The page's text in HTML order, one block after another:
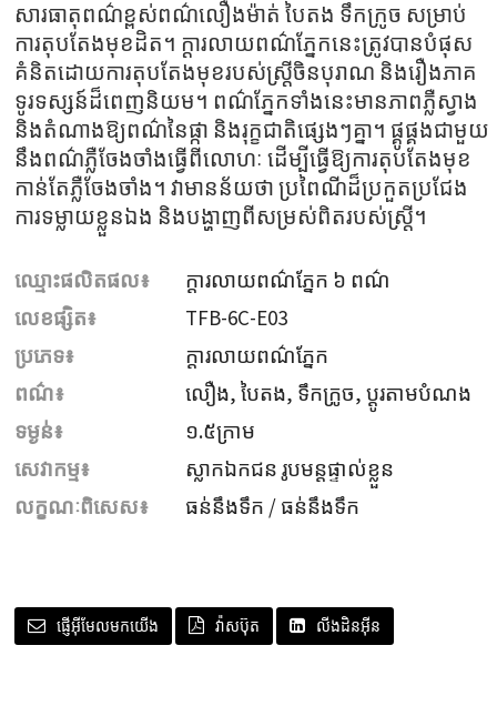
សារធាតុពណ៌ខ្ពស់ពណ៌លឿងម៉ាត់ បៃតង ទឹកក្រូច សម្រាប់
ការតុបតែងមុខដិត។ ក្ដារលាយពណ៌ភ្នែកនេះត្រូវបានបំផុស
គំនិតដោយការតុបតែងមុខរបស់ស្ត្រីចិនបុរាណ និងរឿងភាគ
ទូរទស្សន៍ដ៏ពេញនិយម។ ពណ៌ភ្នែកទាំងនេះមានភាពភ្លឺស្វាង
និងតំណាងឱ្យពណ៌នៃផ្កា និងរុក្ខជាតិផ្សេងៗគ្នា។ ផ្គូផ្គងជាមួយ
នឹងពណ៌ភ្លឺចែងចាំងធ្វើពីលោហៈ ដើម្បីធ្វើឱ្យការតុបតែងមុខ
កាន់តែភ្លឺចែងចាំង។ វាមានន័យថា ប្រពៃណីដ៏ប្រកួតប្រជែង
ការទម្លាយខ្លួនឯង និងបង្ហាញពីសម្រស់ពិតរបស់ស្ត្រី។
ឈ្មោះផលិតផល៖
ក្ដារលាយពណ៌ភ្នែក ៦ ពណ៌
លេខផ្សិត៖
TFB-6C-E03
ប្រភេទ៖
ក្ដារលាយពណ៌ភ្នែក
ពណ៌៖
លឿង, បៃតង, ទឹកក្រូច, ប្ដូរតាមបំណង
ទម្ងន់៖
១.៥ក្រាម
សេវាកម្ម៖
ស្លាកឯកជន រូបមន្តផ្ទាល់ខ្លួន
លក្ខណៈពិសេស៖
ធន់នឹងទឹក / ធន់នឹងទឹក
ផ្ញើអ៊ីមែលមកយើង វ៉ាសប៊ុត លីងដិនអ៊ីន